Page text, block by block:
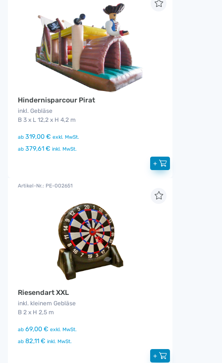
Hindernisparcour Pirat
inkl. Gebläse
B 3 x L 12,2 x H 4,2 m
ab 319,00 € exkl. MwSt.
ab 379,61 € inkl. MwSt.
+
Artikel-Nr.: PE-002651
Riesendart XXL
inkl. kleinem Gebläse
B 2 x H 2,5 m
ab 69,00 € exkl. MwSt.
ab 82,11 € inkl. MwSt.
+